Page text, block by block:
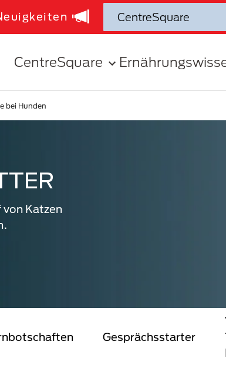
CentreSquare
bei Hunden
Katzen
Gesprächsstarter